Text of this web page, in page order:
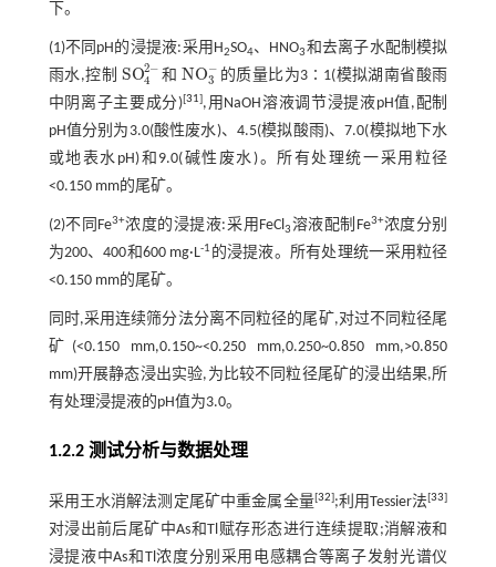
下。
(1)不同pH的浸提液:采用H2SO4、HNO3和去离子水配制模拟
雨水,控制 SO2−
4
SO42 和 NO−
3
NO3- 的质量比为3∶1(模拟湖南省酸雨
中阴离子主要成分)[31],用NaOH溶液调节浸提液pH值,配制
pH值分别为3.0(酸性废水)、4.5(模拟酸雨)、7.0(模拟地下水
或地表水pH)和9.0(碱性废水)。所有处理统一采用粒径
<0.150 mm的尾矿。
(2)不同Fe3+浓度的浸提液:采用FeCl3溶液配制Fe3+浓度分别
为200、400和600 mg·L-1 的浸提液。所有处理统一采用粒径
<0.150 mm的尾矿。
同时,采用连续筛分法分离不同粒径的尾矿,对过不同粒径尾
矿(<0.150 mm,0.150~<0.250 mm,0.250~0.850 mm,>0.850
mm)开展静态浸出实验,为比较不同粒径尾矿的浸出结果,所
有处理浸提液的pH值为3.0。
1.2.2 测试分析与数据处理
采用王水消解法测定尾矿中重金属全量[32];利用Tessier法[33]
对浸出前后尾矿中As和Tl赋存形态进行连续提取;消解液和
浸提液中As和Tl浓度分别采用电感耦合等离子发射光谱仪